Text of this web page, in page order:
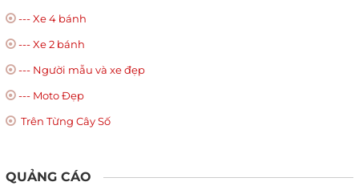
--- Xe 4 bánh
--- Xe 2 bánh
--- Người mẫu và xe đẹp
--- Moto Đẹp
Trên Từng Cây Số
QUẢNG CÁO